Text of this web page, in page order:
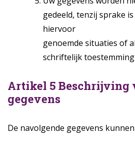
gedeeld, tenzij sprake
hiervoor
genoemde situaties of
schriftelijk
Artikel 5 Beschrijving
gegevens
De navolgende gegevens